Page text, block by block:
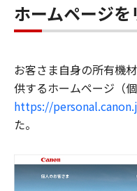
ホームページ
お客さま自身の所有機
供するホームページ（
https://
た。